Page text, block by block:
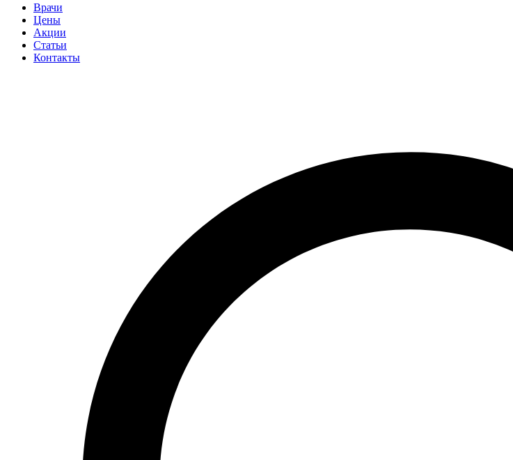
Врачи
Цены
Акции
Статьи
Контакты